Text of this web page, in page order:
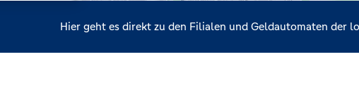
Hier geht es direkt zu den Filialen und Geldautomaten der